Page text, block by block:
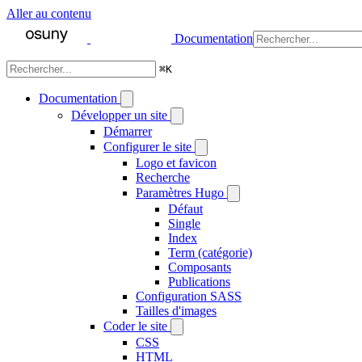
Aller au contenu
Documentation
⌘K
Documentation
Développer un site
Démarrer
Configurer le site
Logo et favicon
Recherche
Paramètres Hugo
Défaut
Single
Index
Term (catégorie)
Composants
Publications
Configuration SASS
Tailles d'images
Coder le site
CSS
HTML